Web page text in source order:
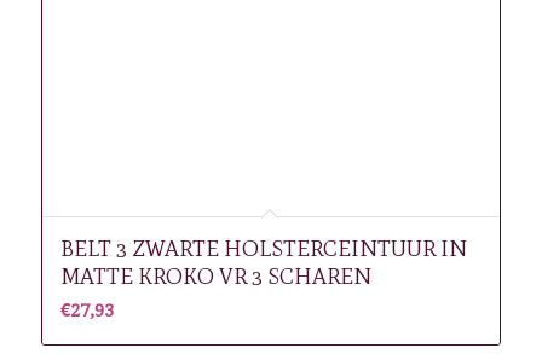
BELT 3 ZWARTE HOLSTERCEINTUUR IN
MATTE KROKO VR 3 SCHAREN
€27,93